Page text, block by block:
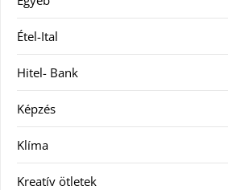
Étel-Ital
Hitel- Bank
Képzés
Klíma
Kreatív ötletek